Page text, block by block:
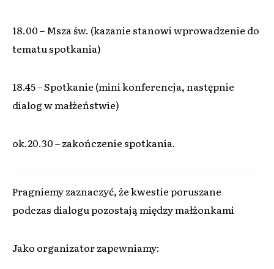
18.00 – Msza św. (kazanie stanowi wprowadzenie do
tematu spotkania)
18.45 – Spotkanie (mini konferencja, następnie
dialog w małżeństwie)
ok.20.30 – zakończenie spotkania.
Pragniemy zaznaczyć, że kwestie poruszane
podczas dialogu pozostają między małżonkami
Jako organizator zapewniamy: